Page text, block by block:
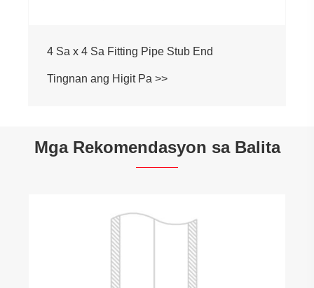
4 Sa x 4 Sa Fitting Pipe Stub End
Tingnan ang Higit Pa >>
Mga Rekomendasyon sa Balita
Pag -rebolusyon ng Pang -industriya na
Piping: Ipinaliwanag ng hindi
na asero na bulag na flange
Tingnan ang Higit Pa >>